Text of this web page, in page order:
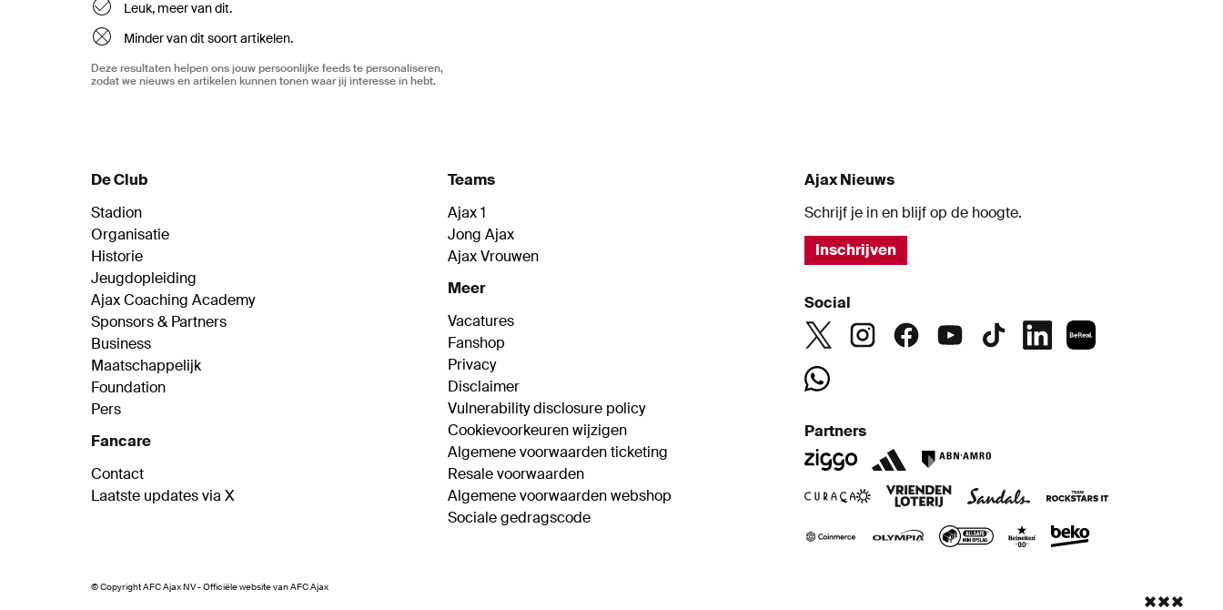
Leuk, meer van dit.
Minder van dit soort artikelen.
Deze resultaten helpen ons jouw persoonlijke feeds te personaliseren,
zodat we nieuws en artikelen kunnen tonen waar jij interesse in hebt.
De Club
Stadion
Organisatie
Historie
Jeugdopleiding
Ajax Coaching Academy
Sponsors & Partners
Business
Maatschappelijk
Foundation
Pers
Fancare
Contact
Laatste updates via X
Teams
Ajax 1
Jong Ajax
Ajax Vrouwen
Meer
Vacatures
Fanshop
Privacy
Disclaimer
Vulnerability disclosure policy
Cookievoorkeuren wijzigen
Algemene voorwaarden ticketing
Resale voorwaarden
Algemene voorwaarden webshop
Sociale gedragscode
Ajax Nieuws
Schrijf je in en blijf op de hoogte.
Inschrijven
Social
Partners
© Copyright AFC Ajax NV - Officiële website van AFC Ajax